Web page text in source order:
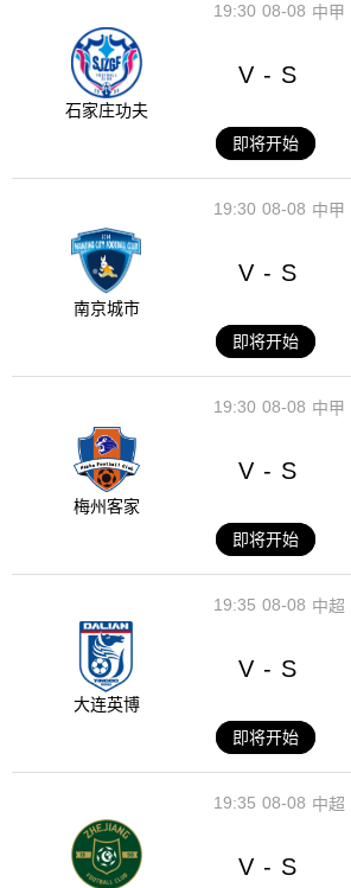
08-08
19:30 中甲
石家庄功夫
V - S
即将开始
08-08
19:30 中甲
南京城市
V - S
即将开始
08-08
19:30 中甲
梅州客家
V - S
即将开始
08-08
19:35 中超
大连英博
V - S
即将开始
08-08
19:35 中超
V - S